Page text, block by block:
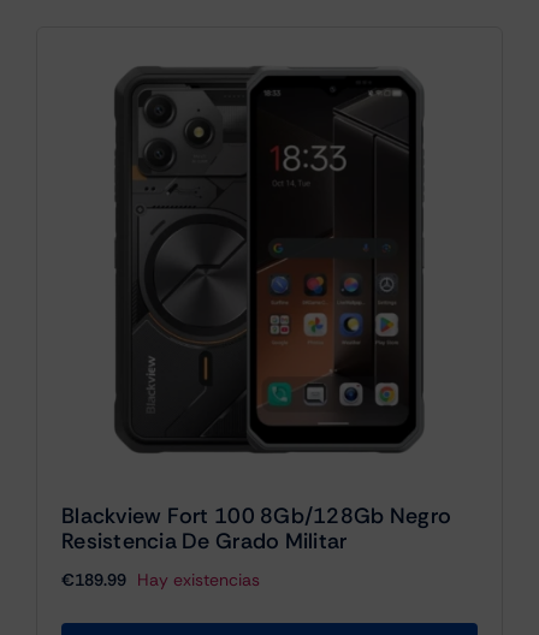
Blackview Fort 100 8Gb/128Gb Negro
Resistencia De Grado Militar
€189.99 Hay existencias